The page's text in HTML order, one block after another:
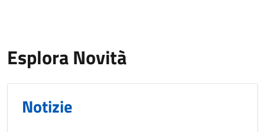
Esplora Novità
Notizie